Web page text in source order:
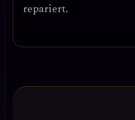
repariert.